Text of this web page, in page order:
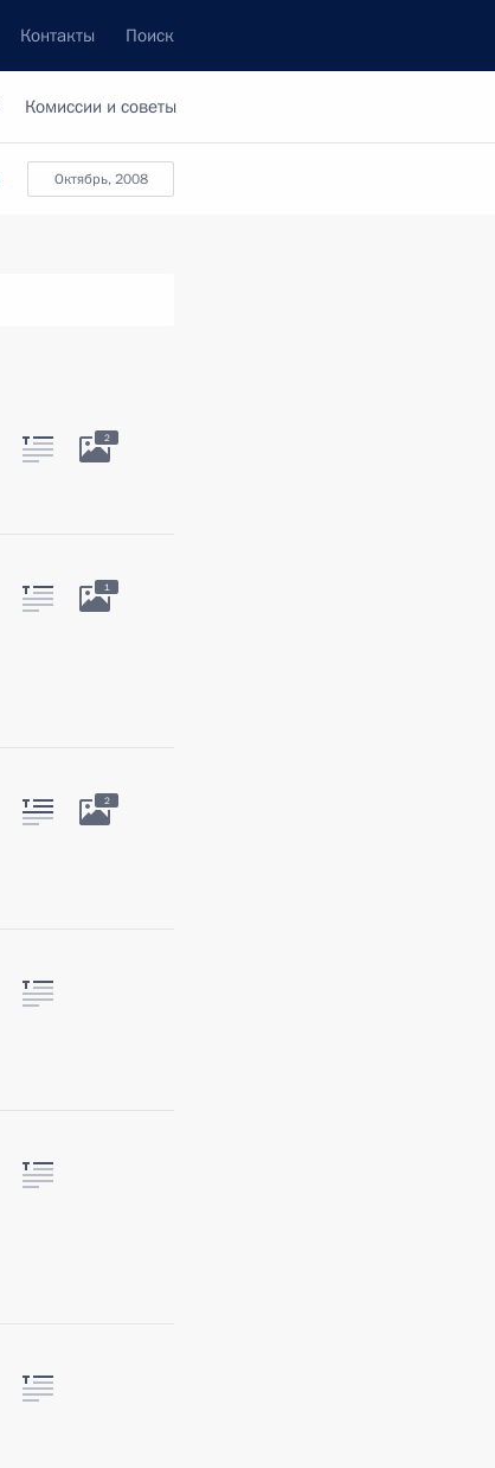
Контакты Поиск
Комиссии и советы
октябрь, 2008
2
1
2